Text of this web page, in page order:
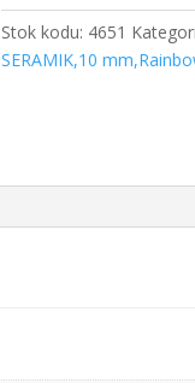
Stok kodu: 4651
SERAMIK,10